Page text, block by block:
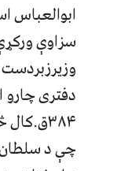
ابوالعباس
سزاوې
دفتری چارو
چې د سلطان